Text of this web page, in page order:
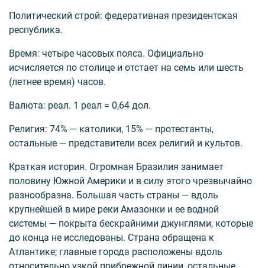
Политический строй: федеративная президентская
республика.
Время: четыре часовых пояса. Официально
исчисляется по столице и отстает на семь или шесть
(летнее время) часов.
Валюта: реал. 1 реал = 0,64 дол.
Религия: 74% — католики, 15% — протестанты,
остальные — представители всех религий и культов.
Краткая история. Огромная Бразилия занимает
половину Южной Америки и в силу этого чрезвычайно
разнообразна. Большая часть страны — вдоль
крупнейшей в мире реки Амазонки и ее водной
системы — покрыта бескрайними джунглями, которые
до конца не исследованы. Страна обращена к
Атлантике; главные города расположены вдоль